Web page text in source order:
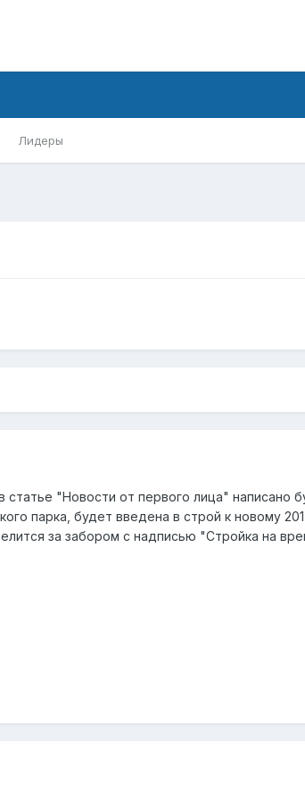
Лидеры
"Новости от первого лица" написано
парка, будет введена в строй к новому
за забором с надписью "Стройка на